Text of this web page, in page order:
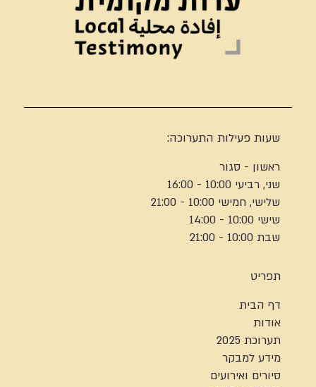
שעות פעילות התערוכה:
ראשון - סגור
שני, רביעי 10:00 - 16:00
שלישי, חמישי 10:00 - 21:00
שישי 10:00 - 14:00
שבת 10:00 - 21:00
תפריט
דף הבית
אודות
תערוכת 2025
מידע למבקר
סיורים ואירועים